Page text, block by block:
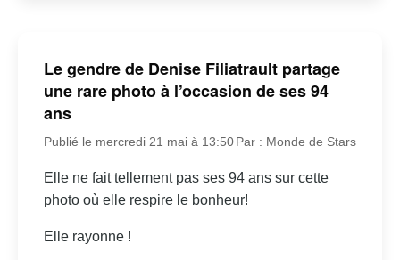
Le gendre de Denise Filiatrault partage
une rare photo à l’occasion de ses 94
ans
Publié le mercredi 21 mai à 13:50 Par : Monde de Stars
Elle ne fait tellement pas ses 94 ans sur cette
photo où elle respire le bonheur!
Elle rayonne !